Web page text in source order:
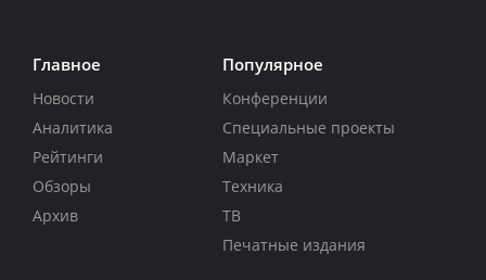
Главное
Новости
Аналитика
Рейтинги
Обзоры
Архив
Популярное
Конференции
Специальные проекты
Маркет
Техника
ТВ
Печатные издания